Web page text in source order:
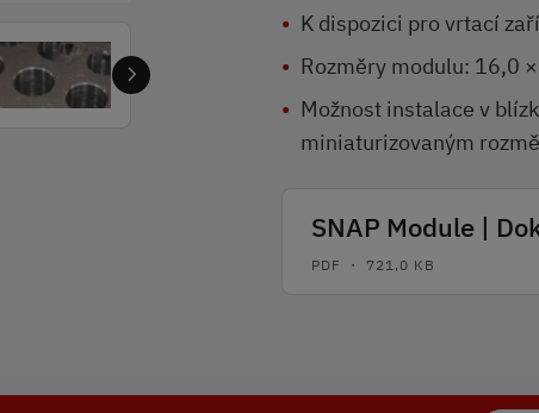
K dispozici pro vrtací
Rozměry modulu: 16,0
Možnost instalace v
miniaturizovaným
SNAP Module |
PDF ・ 721,0 KB